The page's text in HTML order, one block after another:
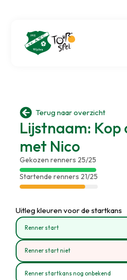
 Terug naar overzicht
Lijstnaam: Kop
met Nico
Gekozen renners 25/25
Startende renners 21/25
Uitleg kleuren voor de startkans
Renner start
Renner start niet
Renner startkans nog onbekend